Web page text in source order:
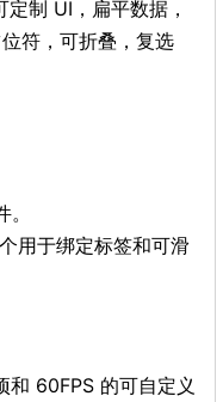
制 UI，扁平数据，
符，可折叠，复选
用于绑定标签和可滑
60FPS 的可自定义